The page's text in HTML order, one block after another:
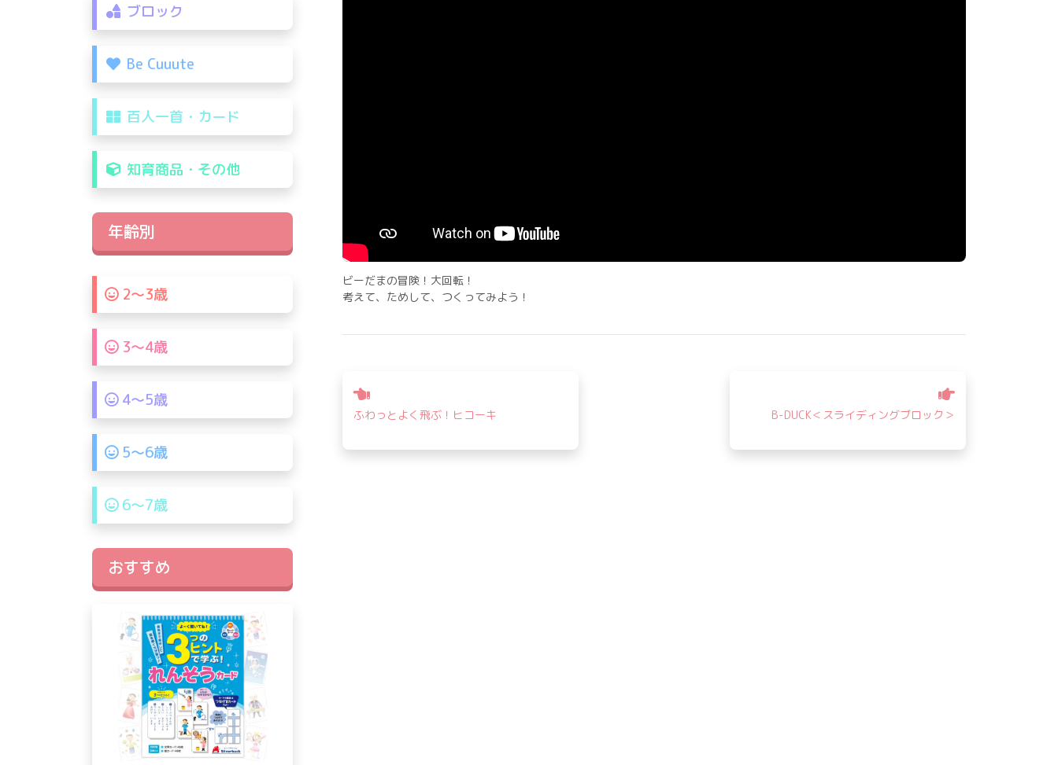
ビーだまの冒険！大回転！
考えて、ためして、つくってみよう！
稿
ナ
ビ
ふわっとよく飛ぶ！ヒコーキ B-DUCK＜スライディングブロック＞
ブロック
Be Cuuute
百人一首・カード
知育商品・その他
年齢別
2〜3歳
3〜4歳
4〜5歳
5〜6歳
6〜7歳
おすすめ